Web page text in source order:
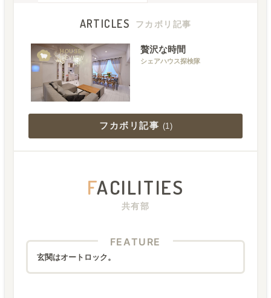
ARTICLES フカボリ記事
HOUSE
REVIEW
贅沢な時間
シェアハウス探検隊
フカボリ記事 (1)
FACILITIES
共有部
FEATURE
玄関はオートロック。